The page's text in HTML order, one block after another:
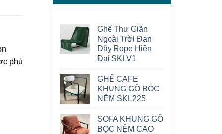
Ghế Thư Giãn
Ngoài Trời Đan
Dây Rope Hiện
Đại SKLV1
GHẾ CAFE
KHUNG GỖ BỌC
NỆM SKL225
SOFA KHUNG GỖ
BỌC NỆM CAO
phủ